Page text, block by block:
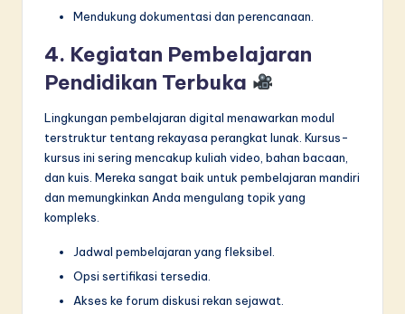
Mendukung dokumentasi dan perencanaan.
4. Kegiatan Pembelajaran
Pendidikan Terbuka
Lingkungan pembelajaran digital menawarkan modul
terstruktur tentang rekayasa perangkat lunak. Kursus-
kursus ini sering mencakup kuliah video, bahan bacaan,
dan kuis. Mereka sangat baik untuk pembelajaran mandiri
dan memungkinkan Anda mengulang topik yang
kompleks.
Jadwal pembelajaran yang fleksibel.
Opsi sertifikasi tersedia.
Akses ke forum diskusi rekan sejawat.